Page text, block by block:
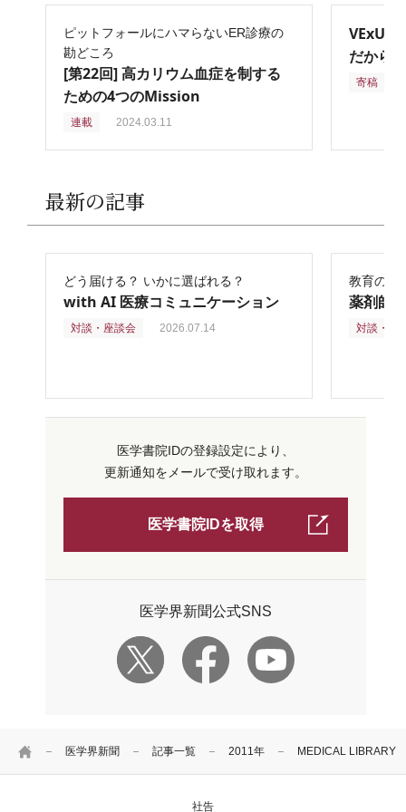
HOME 医学界新聞 記事一覧 2011年 MEDICAL LIBRARY
ピットフォールにハマらないER診療の
勘どころ
[第22回] 高カリウム血症を制する
ための4つのMission
連載 2024.03.11
VExUS
だから
寄稿
最新の記事
どう届ける？ いかに選ばれる？
with AI 医療コミュニケーション
対談・座談会 2026.07.14
教育の再
薬剤師
対談・座
医学書院IDの登録設定により、
更新通知をメールで受け取れます。
医学書院IDを取得
医学界新聞公式SNS
社告